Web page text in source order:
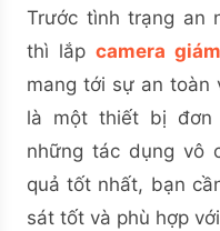
Trước tình trạng an
thì lắp camera
mang tới sự an toàn
là một thiết bị đơn
những tác dụng vô
quả tốt nhất, bạn
sát tốt và phù hợp